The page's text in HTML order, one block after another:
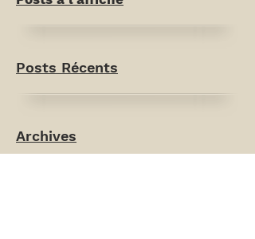
Posts Récents
Archives